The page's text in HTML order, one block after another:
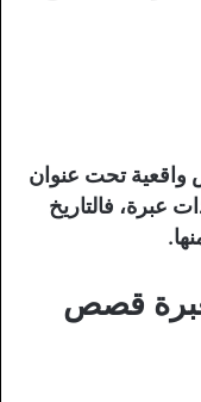
واقعية تحت عنوان
فالتاريخ
قصص